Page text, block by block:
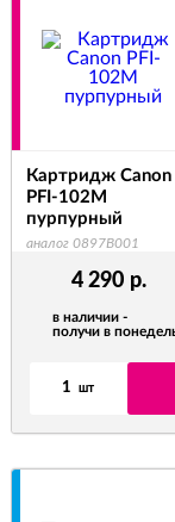
4 290 р.
в наличии -
получи в
1 шт
Картридж Canon
PFI-102M
пурпурный
аналог 0897B001